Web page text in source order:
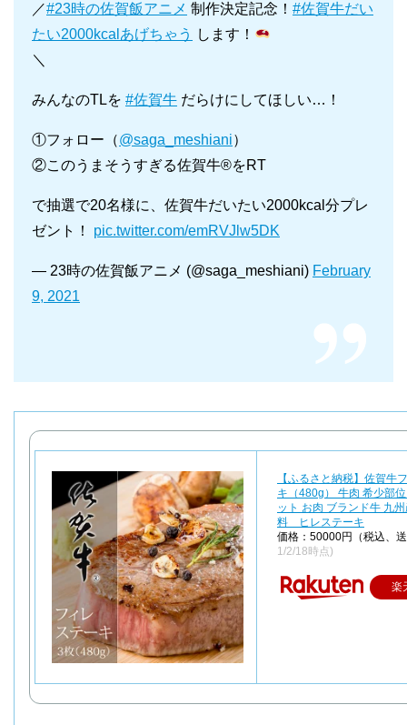
／#23時の佐賀飯アニメ 制作決定記念！ #佐賀牛だい
たい2000kcalあげちゃう
します！
＼
みんなのTLを #佐賀牛 だらけにしてほしい…！
①フォロー（@saga_meshiani）
②このうまそうすぎる佐賀牛®︎をRT
で抽選で20名様に、佐賀牛だいたい2000kcal分プレ
ゼント！ pic.twitter.com/emRVJlw5DK
— 23時の佐賀飯アニメ (@saga_meshiani) February
9, 2021
【ふるさと納税】佐賀牛
キ（480g） 牛肉 希少部
ット お肉 ブランド牛 九
料 ヒレステーキ
価格：50000円（税込、
1/2/18時点)
楽